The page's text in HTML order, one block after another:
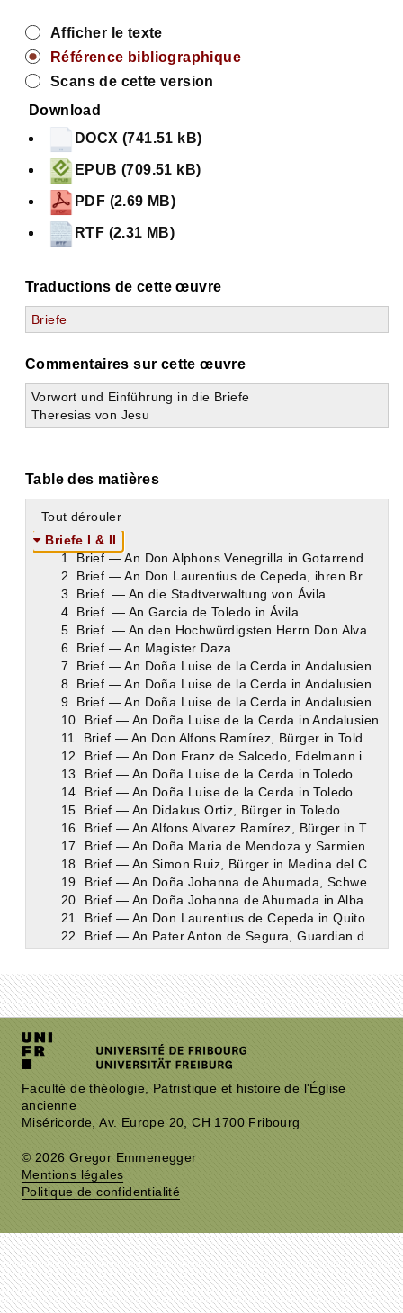
Afficher le texte
Référence bibliographique
Scans de cette version
Download
DOCX (741.51 kB)
EPUB (709.51 kB)
PDF (2.69 MB)
RTF (2.31 MB)
Traductions de cette œuvre
Briefe
Commentaires sur cette œuvre
Vorwort und Einführung in die Briefe
Theresias von Jesu
Table des matières
Tout dérouler
Briefe I & II
3. Brief. — An die Stadtverwaltung von Ávila
4. Brief. — An Garcia de Toledo in Ávila
6. Brief — An Magister Daza
7. Brief — An Doña Luise de la Cerda in Andalusien
8. Brief — An Doña Luise de la Cerda in Andalusien
9. Brief — An Doña Luise de la Cerda in Andalusien
10. Brief — An Doña Luise de la Cerda in Andalusien
13. Brief — An Doña Luise de la Cerda in Toledo
14. Brief — An Doña Luise de la Cerda in Toledo
15. Brief — An Didakus Ortiz, Bürger in Toledo
16. Brief — An Alfons Alvarez Ramírez, Bürger in Toledo
21. Brief — An Don Laurentius de Cepeda in Quito
23. Brief — An Didakus vom heiligen Petrus de la Palma, Bürger in Toledo
24. Brief — An Didakus Ortiz, Bürger in Toledo
25. Brief — An Doña Katharina Hurtado, Bürgersfrau in Toledo
26. Brief — An Alfons Alvarez Ramírez, Bürger in Toledo
28. Brief — An Didakus Ortiz, Bürger in Toledo
32. Brief — An Doña Maria de Mendoza in Valladolid
34. Brief — An Doña Elisabeth de Jimena in Segovia
35. Brief — An Doña Johanna de Ahumada in Alba
36. Brief — An Doña Maria de Mendoza in Valladolid
39. Brief — An die Mutter Maria Baptista in Valladolid
40. Brief — An Doña Johanna de Ahumada in Alba de Tormes
41. Brief — An Doña Johanna de Ahumada in Alba de Tormes
42. Brief — An Doña Agnes Nieto in Madrid
Faculté de théologie, Patristique et histoire de l'Église
ancienne
Miséricorde, Av. Europe 20, CH 1700 Fribourg
© 2026 Gregor Emmenegger
Mentions légales
Politique de confidentialité